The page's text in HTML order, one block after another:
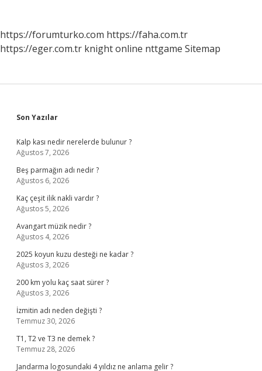
https://forumturko.com https://faha.com.tr
https://eger.com.tr knight online nttgame Sitemap
Sidebar
Son Yazılar
Kalp kası nedir nerelerde bulunur ?
Ağustos 7, 2026
Beş parmağın adı nedir ?
Ağustos 6, 2026
Kaç çeşit ilik nakli vardır ?
Ağustos 5, 2026
Avangart müzik nedir ?
Ağustos 4, 2026
2025 koyun kuzu desteği ne kadar ?
Ağustos 3, 2026
200 km yolu kaç saat sürer ?
Ağustos 3, 2026
İzmitin adı neden değişti ?
Temmuz 30, 2026
T1, T2 ve T3 ne demek ?
Temmuz 28, 2026
Jandarma logosundaki 4 yıldız ne anlama gelir ?